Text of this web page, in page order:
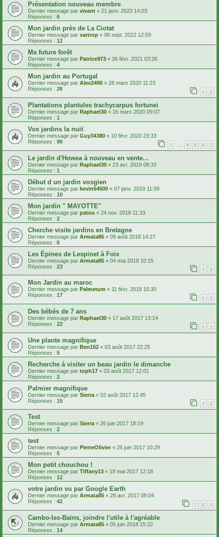
Présentation nouveau membre
Dernier message par vivant « 21 janv. 2023 14:03
Réponses : 6
Mon jardin près de La Ciotat
Dernier message par vartrop « 06 sept. 2022 12:59
Réponses : 12
Ma future forêt
Dernier message par Patrice973 « 26 févr. 2021 03:26
Réponses : 4
Mon jardin au Portugal
Dernier message par Alex2490 « 28 mars 2020 11:23
Réponses : 26 1 2
Plantations plantules trachycarpus fortunei
Dernier message par Raphael30 « 16 mars 2020 09:07
Réponses : 1
Vos jardins la nuit
Dernier message par Guy34380 « 10 févr. 2020 23:33
Réponses : 99 1 … 4 5 6 7
Le jardin d'Howea à nouveau en vente...
Dernier message par Raphael30 « 23 avr. 2019 08:33
Réponses : 1
Début d un jardin vosgien
Dernier message par kevin54500 « 07 janv. 2019 11:09
Réponses : 10
Mon jardin " MAYOTTE"
Dernier message par patou « 24 nov. 2018 11:33
Réponses : 2
Cherche visite jardins en Bretagne
Dernier message par Armata85 « 09 août 2018 14:27
Réponses : 6
Les Épines de Lespinet à Foix
Dernier message par Armata85 « 04 mai 2018 10:15
Réponses : 23 1 2
Mon Jardin au maroc
Dernier message par Palmetum « 11 févr. 2018 10:30
Réponses : 17 1 2
Des bébés de 7 ans
Dernier message par Raphael30 « 17 août 2017 13:14
Réponses : 22 1 2
Une plante magnifique
Dernier message par Ben152 « 03 août 2017 22:25
Réponses : 5
Recherche à visiter un beau jardin le dimanche
Dernier message par toph17 « 03 août 2017 12:01
Réponses : 2
Palmier magnifique
Dernier message par Sierra « 02 août 2017 12:45
Réponses : 15 1 2
Test
Dernier message par Sierra « 26 juin 2017 18:19
Réponses : 2
test
Dernier message par PierreOlivier« 25 juin 2017 10:29
Réponses : 5
Mon petit chouchou !
Dernier message par Tiffany13 « 18 mai 2017 12:18
Réponses : 12
votre jardin vu par Google Earth
Dernier message par Armata85 « 28 avr. 2017 08:04
Réponses : 42 1 2 3
Cambo-les-Bains, joindre l'utile à l'agréable
Dernier message par Armata85 « 05 juin 2018 15:22
Réponses : 14